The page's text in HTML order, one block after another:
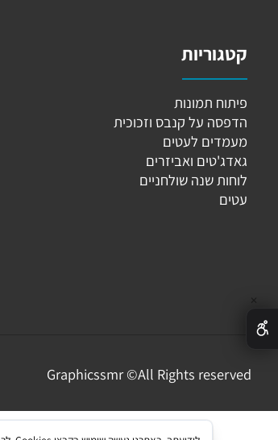
תמונות
על קנבס וזכוכית
לעטים
ואביזרים